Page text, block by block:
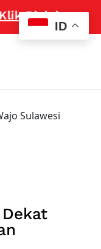
Disini
Sulawesi
ID